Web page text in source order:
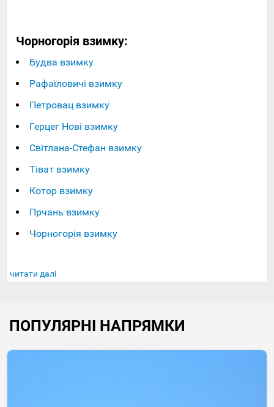
Чорногорія взимку:
Будва взимку
Рафаїловичі взимку
Петровац взимку
Герцег Нові взимку
Світлана-Стефан взимку
Тіват взимку
Котор взимку
Прчань взимку
Чорногорія взимку
читати далі
ПОПУЛЯРНІ НАПРЯМКИ